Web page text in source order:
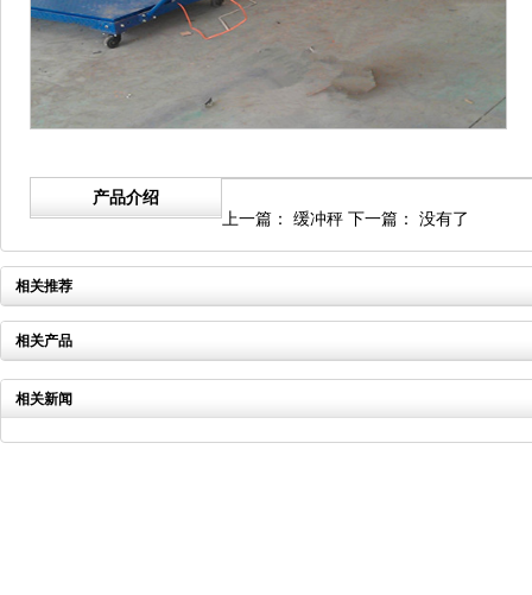
产品介绍
上一篇： 缓冲秤 下一篇： 没有了
相关推荐
相关产品
相关新闻